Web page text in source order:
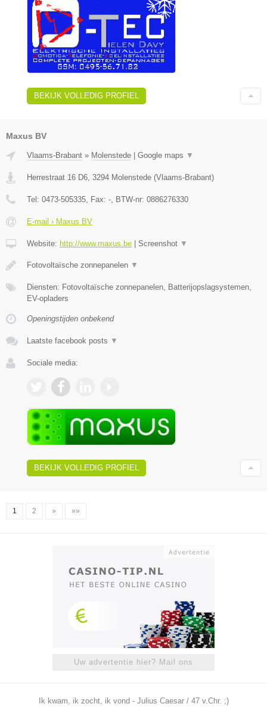
BEKIJK VOLLEDIG PROFIEL
Maxus BV
Vlaams-Brabant » Molenstede | Google maps ▼
Herrestraat 16 D6 3294 Molenstede (Vlaams-Brabant)
Tel: 0473-505335 , Fax: - , BTW-nr: 0886276330
E-mail › Maxus BV
Website: http://www.maxus.be | Screenshot ▼
Fotovoltaïsche zonnepanelen ▼
Diensten: Fotovoltaïsche zonnepanelen, Batterijopslagsystemen,
EV-opladers
Openingstijden onbekend
Laatste facebook posts ▼
Sociale media:
BEKIJK VOLLEDIG PROFIEL
1 2 » »»
Uw advertentie hier? Mail ons
Ik kwam, ik zocht, ik vond - Julius Caesar / 47 v.Chr. ;)